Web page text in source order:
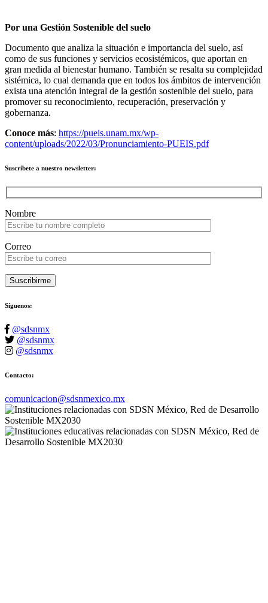
Por una Gestión Sostenible del suelo
Documento que analiza la situación e importancia del suelo, así
como de sus funciones y servicios ecosistémicos, que aportan en
gran medida al bienestar humano. También se resalta su complejidad
sistémica, lo cual demanda que en todos los ámbitos de intervención
exista una atención integral de la gestión sostenible del suelo, para
promover su reconocimiento, recuperación, preservación y
gobernanza.
Conoce más: https://pueis.unam.mx/wp-
content/uploads/2022/03/Pronunciamiento-PUEIS.pdf
Suscríbete a nuestro newsletter:
Please leave this field empty.
Nombre
Correo
Suscribirme
Síguenos:
@sdsnmx
@sdsnmx
@sdsnmx
Contacto:
comunicacion@sdsnmexico.mx